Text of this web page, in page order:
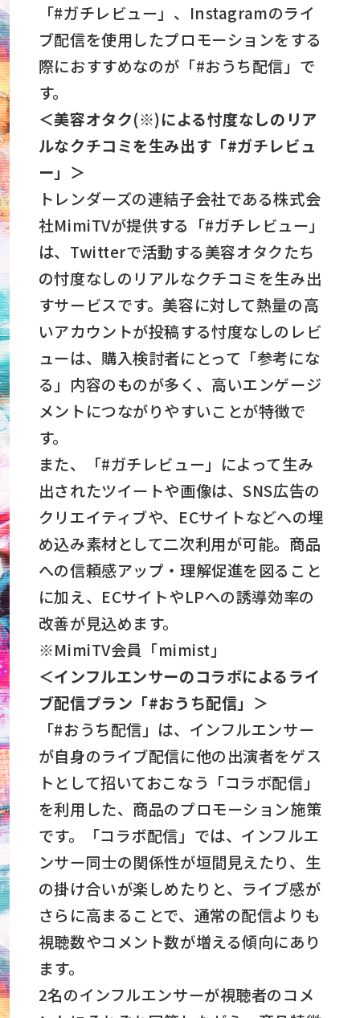
「#ガチレビュー」、Instagramのライ
ブ配信を使用したプロモーションをする
際におすすめなのが「#おうち配信」で
す。
＜美容オタク(※)による忖度なしのリア
ルなクチコミを生み出す「#ガチレビュ
ー」＞
トレンダーズの連結子会社である株式会
社MimiTVが提供する「#ガチレビュー」
は、Twitterで活動する美容オタクたち
の忖度なしのリアルなクチコミを生み出
すサービスです。美容に対して熱量の高
いアカウントが投稿する忖度なしのレビ
ューは、購入検討者にとって「参考にな
る」内容のものが多く、高いエンゲージ
メントにつながりやすいことが特徴で
す。
また、「#ガチレビュー」によって生み
出されたツイートや画像は、SNS広告の
クリエイティブや、ECサイトなどへの埋
め込み素材として二次利用が可能。商品
への信頼感アップ・理解促進を図ること
に加え、ECサイトやLPへの誘導効率の
改善が見込めます。
※MimiTV会員「mimist」
＜インフルエンサーのコラボによるライ
ブ配信プラン「#おうち配信」＞
「#おうち配信」は、インフルエンサー
が自身のライブ配信に他の出演者をゲス
トとして招いておこなう「コラボ配信」
を利用した、商品のプロモーション施策
です。「コラボ配信」では、インフルエ
ンサー同士の関係性が垣間見えたり、生
の掛け合いが楽しめたりと、ライブ感が
さらに高まることで、通常の配信よりも
視聴数やコメント数が増える傾向にあり
ます。
2名のインフルエンサーが視聴者のコメ